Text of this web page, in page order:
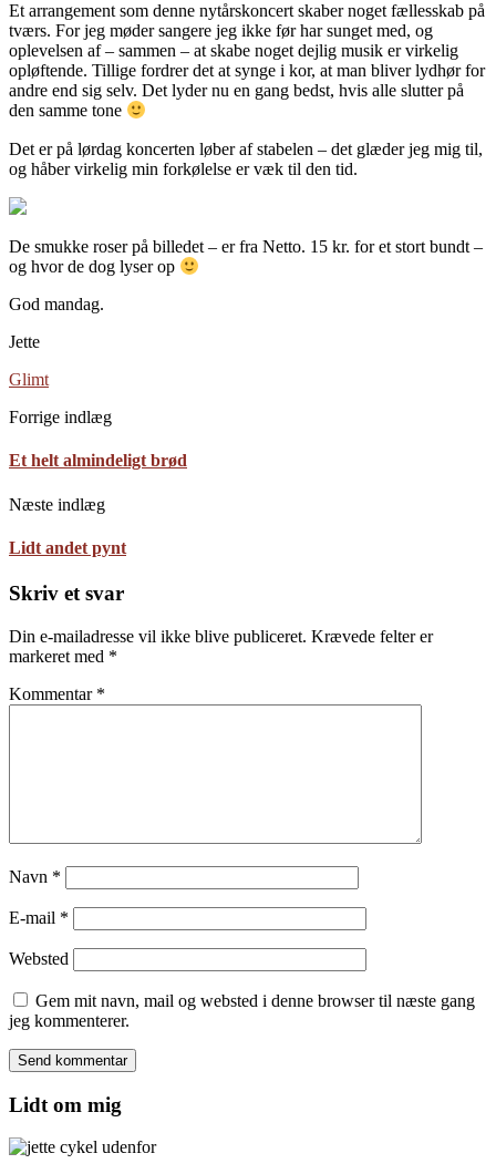
Et arrangement som denne nytårskoncert skaber noget fællesskab på
tværs. For jeg møder sangere jeg ikke før har sunget med, og
oplevelsen af – sammen – at skabe noget dejlig musik er virkelig
opløftende. Tillige fordrer det at synge i kor, at man bliver lydhør for
andre end sig selv. Det lyder nu en gang bedst, hvis alle slutter på
den samme tone
Det er på lørdag koncerten løber af stabelen – det glæder jeg mig til,
og håber virkelig min forkølelse er væk til den tid.
De smukke roser på billedet – er fra Netto. 15 kr. for et stort bundt –
og hvor de dog lyser op
God mandag.
Jette
Glimt
Forrige indlæg
Et helt almindeligt brød
Næste indlæg
Lidt andet pynt
Skriv et svar
Din e-mailadresse vil ikke blive publiceret. Krævede felter er
markeret med *
Kommentar *
Navn *
E-mail *
Websted
Gem mit navn, mail og websted i denne browser til næste gang
jeg kommenterer.
Lidt om mig